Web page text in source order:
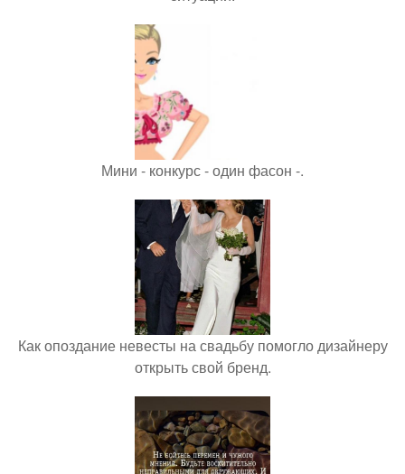
Мини - конкурс - один фасон -.
Как опоздание невесты на свадьбу помогло дизайнеру
открыть свой бренд.